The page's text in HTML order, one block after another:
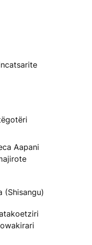
Aapani
(Shisangu)